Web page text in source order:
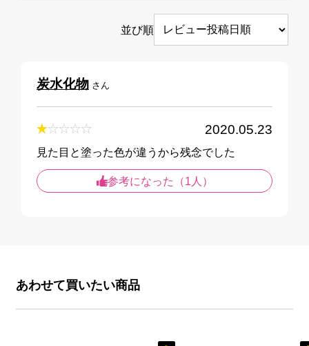
並び順
炭水化物 さん
2020.05.23
見た目と塗った色が違うから残念でした
参考になった（1人）
あわせて買いたい商品